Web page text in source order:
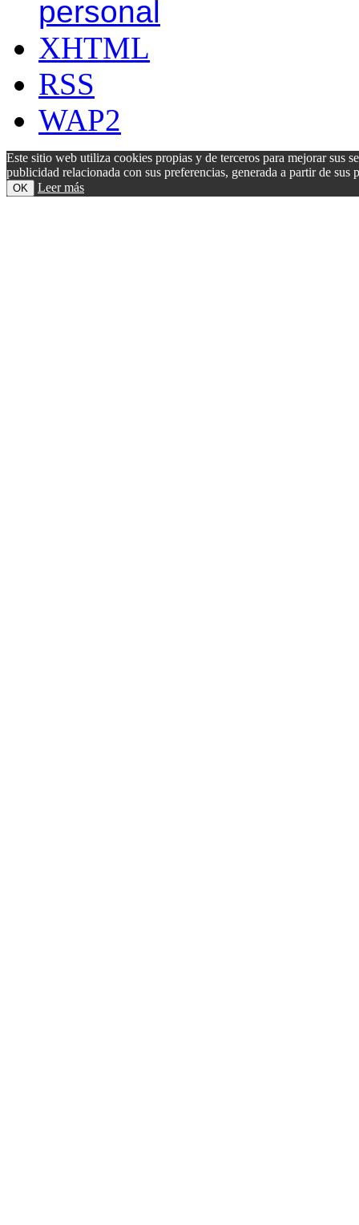
personal
XHTML
RSS
WAP2
Este sitio web utiliza cookies propias y de terceros para mejorar sus
publicidad relacionada con sus preferencias, generada a partir de
OK Leer más